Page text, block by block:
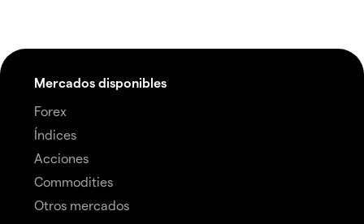
Mercados disponibles
Forex
Índices
Acciones
Commodities
Otros mercados